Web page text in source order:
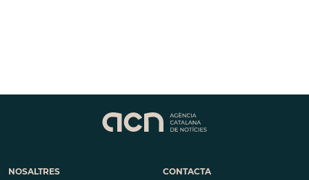
NOSALTRES
CONTACTA